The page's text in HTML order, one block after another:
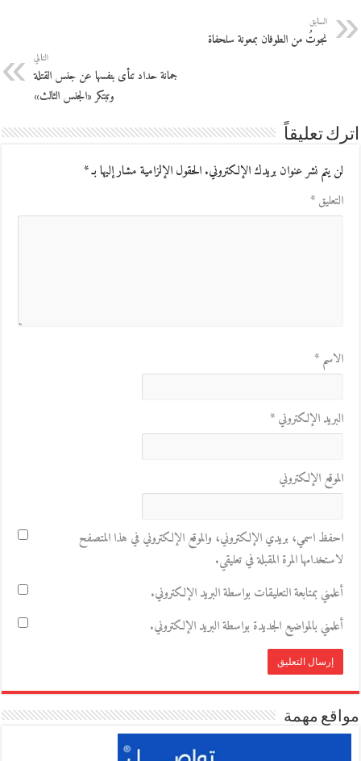
السابق
نجوتُ من الطوفان بمعونة سلحفاة
التالي
جمانة حداد تنأى بنفسها عن جنس القتلة
وتبتكر «الجنس الثالث»
اترك تعليقاً
لن يتم نشر عنوان بريدك الإلكتروني.الحقول الإلزامية مشار إليها بـ*
التعليق*
الاسم*
البريد الإلكتروني*
الموقع الإلكتروني
احفظ اسمي، بريدي الإلكتروني، والموقع الإلكتروني في هذا المتصفح
لاستخدامها المرة المقبلة في تعليقي.
أعلمني بمتابعة التعليقات بواسطة البريد الإلكتروني.
أعلمني بالمواضيع الجديدة بواسطة البريد الإلكتروني.
مواقع مهمة